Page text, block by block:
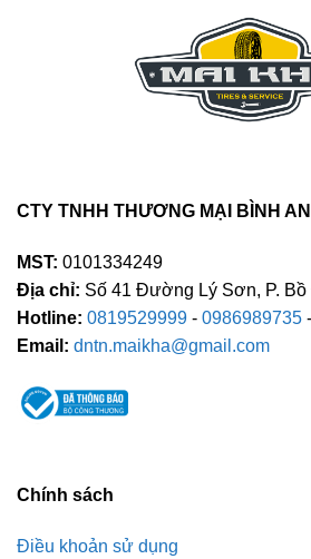
CTY TNHH THƯƠNG MẠI BÌNH
MST: 0101334249
Địa chỉ: Số 41 Đường Lý Sơn, P.
Hotline: 0819529999 - 0986989735 -
Email: dntn.maikha@gmail.com
Chính sách
Điều khoản sử dụng